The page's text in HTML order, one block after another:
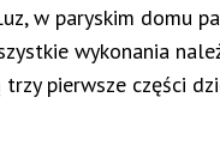
w paryskim domu
wykonania
pierwsze części